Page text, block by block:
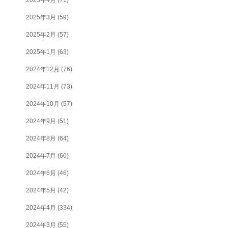
2025年3月 (59)
2025年2月 (57)
2025年1月 (63)
2024年12月 (76)
2024年11月 (73)
2024年10月 (57)
2024年9月 (51)
2024年8月 (64)
2024年7月 (60)
2024年6月 (46)
2024年5月 (42)
2024年4月 (334)
2024年3月 (55)